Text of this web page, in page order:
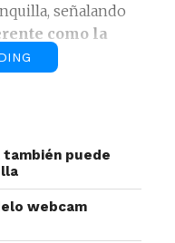
señalando
como la
y deja caer
teatro virtual de
cada silla está a
Españoles,
a un clic,
también puede
webcam